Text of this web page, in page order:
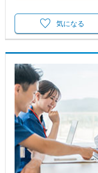
気になる